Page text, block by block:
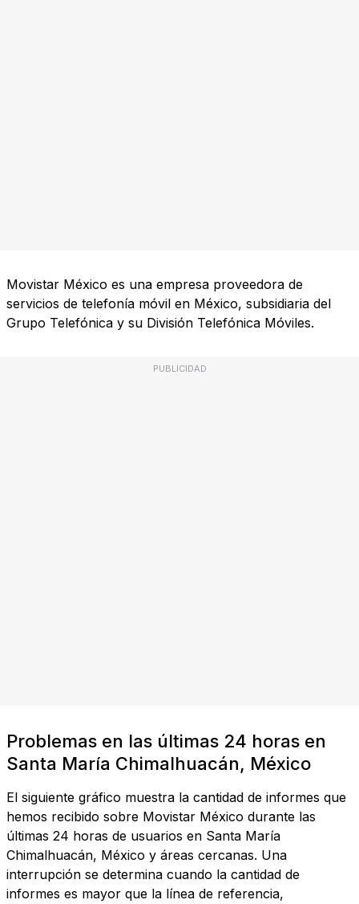
Movistar México es una empresa proveedora de
servicios de telefonía móvil en México, subsidiaria del
Grupo Telefónica y su División Telefónica Móviles.
PUBLICIDAD
Problemas en las últimas 24 horas en
Santa María Chimalhuacán, México
El siguiente gráfico muestra la cantidad de informes que
hemos recibido sobre Movistar México durante las
últimas 24 horas de usuarios en Santa María
Chimalhuacán, México y áreas cercanas. Una
interrupción se determina cuando la cantidad de
informes es mayor que la línea de referencia,